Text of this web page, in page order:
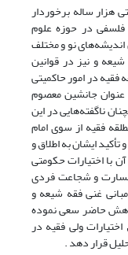
هزار ساله برخوردار
در حوزه علوم
نو و مختلف
و نیز در قوانین
فقیه در امور حاکمیتی
جانشین معصوم
ناگفته‌هایی در این
فقیه از سوی امام
تأکید ایشان به اطلاق و
با اختیارات حکومتی
جسارت و شجاعت فردی
مبانی غنی فقه شیعه و
حاضر سعی نموده
ولی فقیه در
قرار دهد .